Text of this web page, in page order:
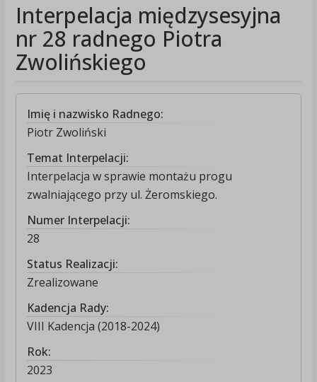
Interpelacja międzysesyjna
nr 28 radnego Piotra
Zwolińskiego
Imię i nazwisko Radnego:
Piotr Zwoliński
Temat Interpelacji:
Interpelacja w sprawie montażu progu
zwalniającego przy ul. Żeromskiego.
Numer Interpelacji:
28
Status Realizacji:
Zrealizowane
Kadencja Rady:
VIII Kadencja (2018-2024)
Rok:
2023